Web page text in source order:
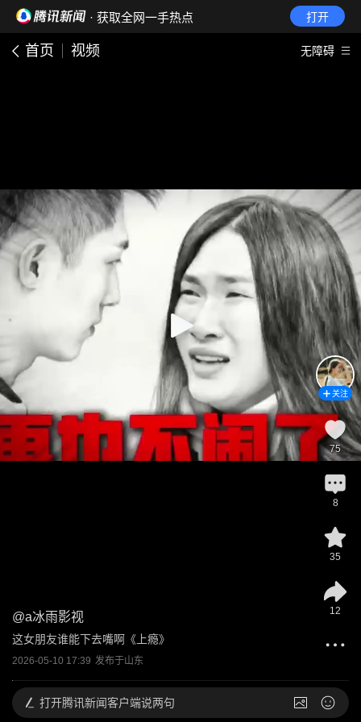
· 获取全网一手热点 打开
首页 视频 无障碍
@a冰雨影视
这女朋友谁能下去嘴啊《上瘾》
2026-05-10 17:39 发布于山东
关注
75
8
35
12
打开腾讯新闻客户端说两句